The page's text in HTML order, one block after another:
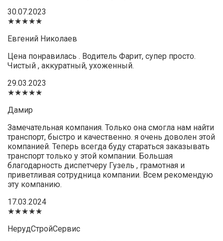
30.07.2023
★★★★★
Евгений Николаев
Цена понравилась . Водитель Фарит, супер просто.
Чистый , аккуратный, ухоженный.
29.03.2023
★★★★★
Дамир
Замечательная компания. Только она смогла нам найти
транспорт, быстро и качественно. я очень доволен этой
компанией. Теперь всегда буду стараться заказывать
транспорт только у этой компании. Большая
благодарность диспетчеру Гузель , грамотная и
приветливая сотрудница компании. Всем рекомендую
эту компанию.
17.03.2024
★★★★★
НерудСтройСервис